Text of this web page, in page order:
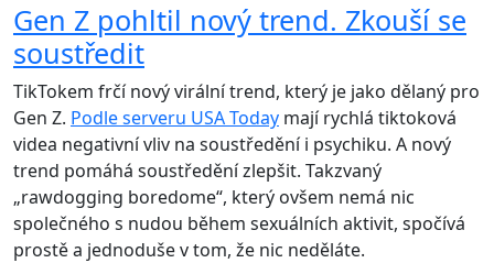
Gen Z pohltil nový trend. Zkouší se
soustředit
TikTokem frčí nový virální trend, který je jako dělaný pro
Gen Z. Podle serveru USA Today mají rychlá tiktoková
videa negativní vliv na soustředění i psychiku. A nový
trend pomáhá soustředění zlepšit. Takzvaný
„rawdogging boredome“, který ovšem nemá nic
společného s nudou během sexuálních aktivit, spočívá
prostě a jednoduše v tom, že nic neděláte.